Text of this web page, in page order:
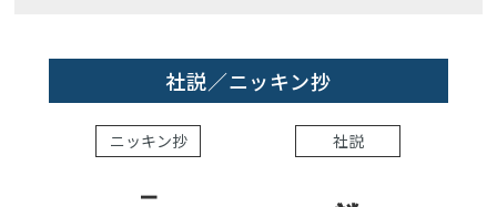
社説／ニッキン抄
ニッキン抄 社説